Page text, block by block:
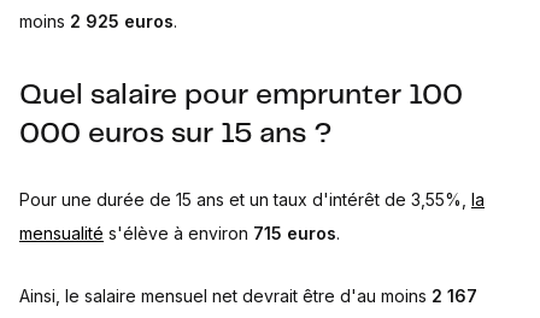
moins 2 925 euros.
Quel salaire pour emprunter 100
000 euros sur 15 ans ?
Pour une durée de 15 ans et un taux d'intérêt de 3,55%, la
mensualité s'élève à environ 715 euros.
Ainsi, le salaire mensuel net devrait être d'au moins 2 167